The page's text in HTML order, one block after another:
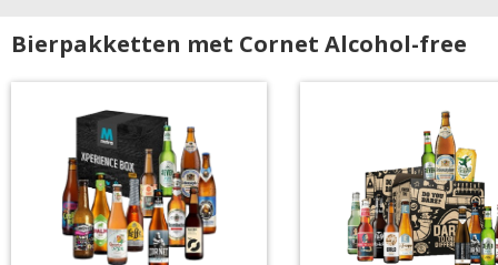
Bierpakketten met Cornet Alcohol-free